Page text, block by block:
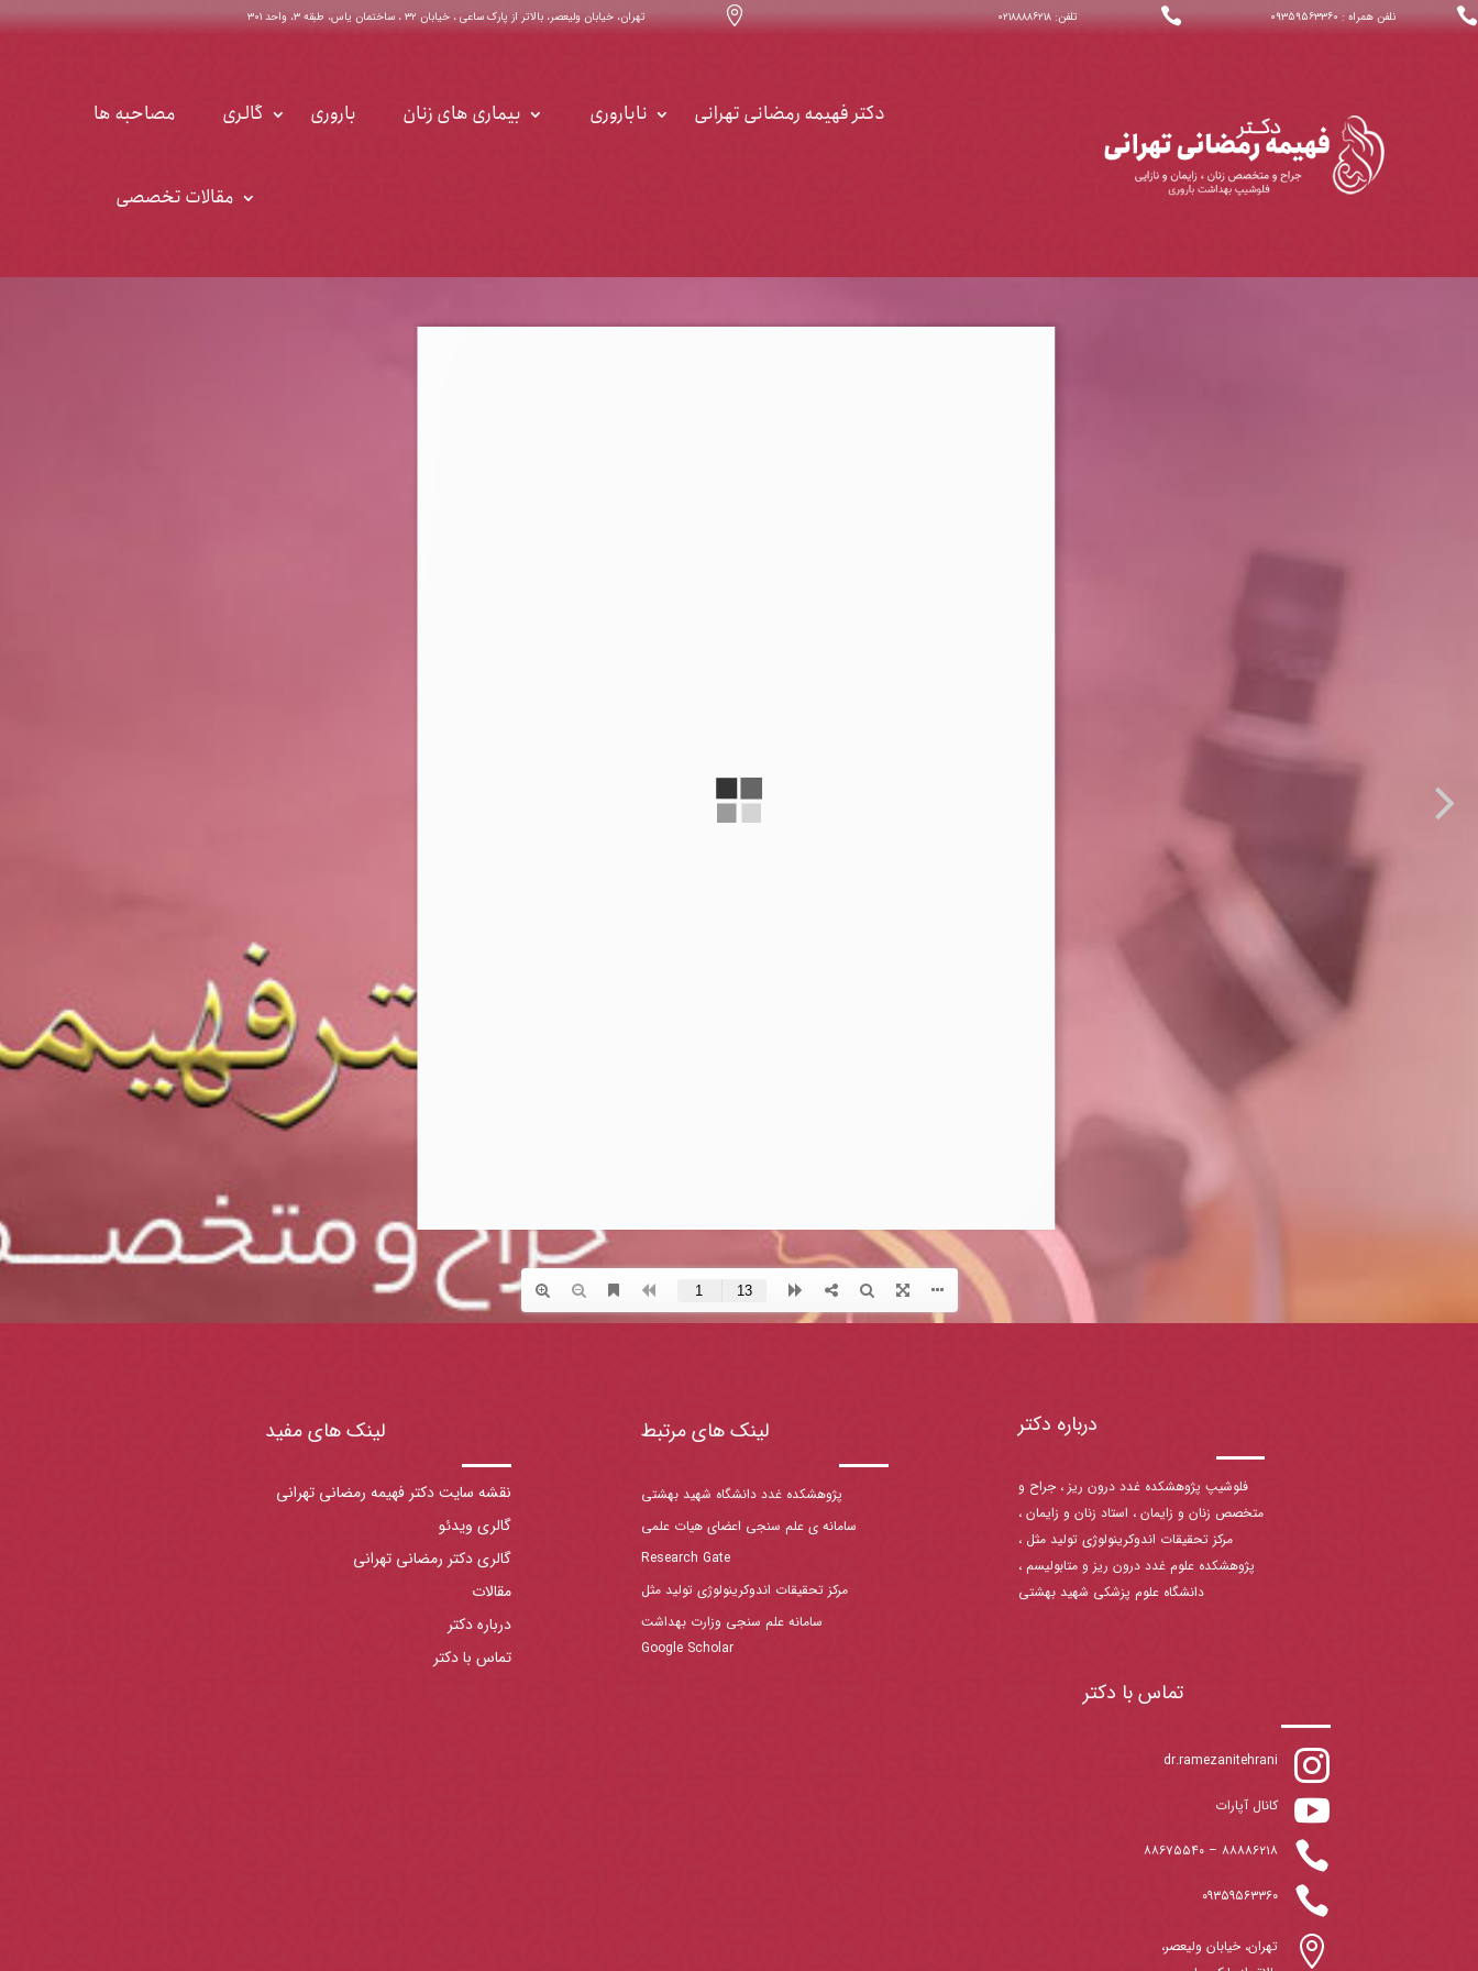
 تهران، خیابان ولیعصر، بالاتر از پارک ساعی ، خیابان ۳۲ ، ساختمان یاس، طبقه ۳، واحد ۳۰۱  تلفن: ۰۲۱۸۸۸۸۶۲۱۸  نلفن همراه : ۰۹۳۵۹۵۶۳۳۶۰
دکتر فهیمه رمضانی تهرانی ناباروری بیماری های زنان باروری گالری مصاحبه ها
مقالات تخصصی
درباره دکتر
فلوشیپ پژوهشکده غدد درون ریز ، جراح و
متخصص زنان و زایمان ، استاد زنان و زایمان ،
مرکز تحقیقات اندوکرینولوژی تولید مثل ،
پژوهشکده علوم غدد درون ریز و متابولیسم ،
دانشگاه علوم پزشکی شهید بهشتی
لینک های مرتبط
پژوهشکده غدد دانشگاه شهید بهشتی
سامانه ی علم سنجی اعضای هیات علمی
Research Gate
مرکز تحقیقات اندوکرینولوژی تولید مثل
سامانه علم سنجی وزارت بهداشت
Google Scholar
لینک های مفید
نقشه سایت دکتر فهیمه رمضانی تهرانی
گالری ویدئو
گالری دکتر رمضانی تهرانی
مقالات
درباره دکتر
تماس با دکتر
تماس با دکتر

dr.ramezanitehrani
 کانال آپارات
 ۸۸۸۸۶۲۱۸– ۸۸۶۷۵۵۴۰
 ۰۹۳۵۹۵۶۳۳۶۰

تهران، خیابان ولیعصر،